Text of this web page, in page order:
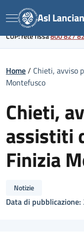
to
content
Link al portale sanitario
Menu Asl
CUP: rete fissa800 827
Home/ Chieti, avviso
Montefusco
Chieti,
assistiti
Finizia
Notizie
Data di pubblicazione: